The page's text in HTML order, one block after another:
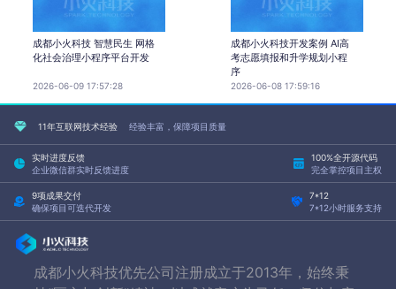
成都小火科技 智慧民生 网格
化社会治理小程序平台开发
2026-06-09 17:57:28
成都小火科技开发案例 AI高
考志愿填报和升学规划小程
序
2026-06-08 17:59:16
11年互联网技术经验 经验丰富，保障项目质量
实时进度反馈
企业微信群实时反馈进度
100%全开源代码
完全掌控项目主权
9项成果交付
确保项目可迭代开发
7*12
7*12小时服务支持
成都小火科技优先公司注册成立于2013年，始终秉